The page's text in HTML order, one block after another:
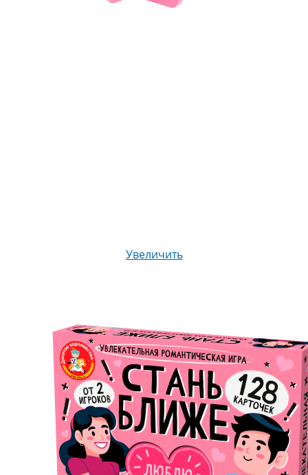
Увеличить